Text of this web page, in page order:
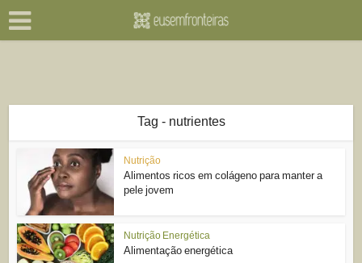
Tag - nutrientes
Nutrição
Alimentos ricos em colágeno para manter a
pele jovem
Nutrição Energética
Alimentação energética